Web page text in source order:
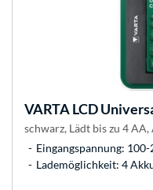
VARTALCD
schwarz, Lädt bis zu 4
Eingangspannung:
Lademöglichkeit: 4